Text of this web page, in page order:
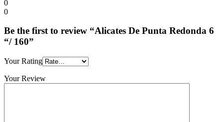
0
0
Be the first to review “Alicates De Punta Redonda 6
“/ 160”
Your Rating
Your Review